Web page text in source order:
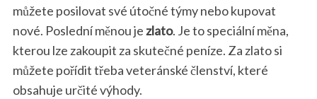
můžete posilovat své útočné týmy nebo kupovat
nové. Poslední měnou jezlato. Je to speciální měna,
kterou lze zakoupit za skutečné peníze. Za zlato si
můžete pořídit třeba veteránské členství, které
obsahuje určité výhody.